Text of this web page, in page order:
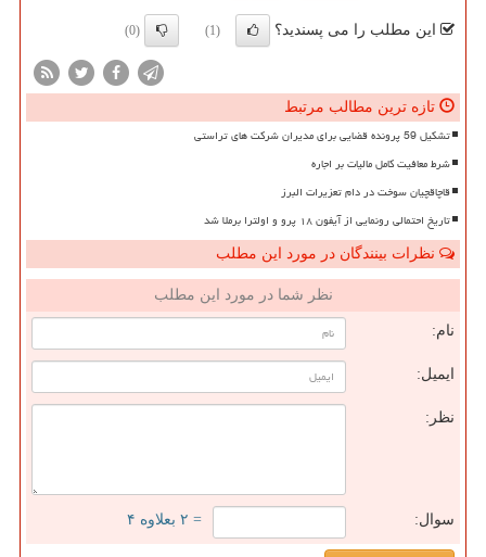
این مطلب را می پسندید؟ (1)
(0)
تازه ترین مطالب مرتبط
تشکیل 59 پرونده قضایی برای مدیران شرکت های تراستی
شرط معافیت کامل مالیات بر اجاره
قاچاقچیان سوخت در دام تعزیرات البرز
تاریخ احتمالی رونمایی از آیفون ۱۸ پرو و اولترا برملا شد
نظرات بینندگان در مورد این مطلب
نظر شما در مورد این مطلب
نام:
ایمیل:
نظر:
سوال: = ۲ بعلاوه ۴